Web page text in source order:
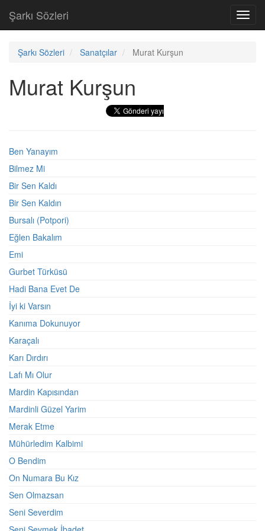
Şarkı Sözleri
Şarkı Sözleri Sanatçılar Murat Kurşun
Murat Kurşun
Ben Yanayım
Bilmez Mi
Bir Sen Kaldı
Bir Sen Kaldın
Bursalı (Potpori)
Eğlen Bakalım
Emi
Gurbet Türküsü
Hadi Bana Evet De
İyi ki Varsın
Kanıma Dokunuyor
Karaçalı
Karı Dırdırı
Lafı Mı Olur
Mardin Kapısından
Mardinli Güzel Yarim
Merak Etme
Mühürledim Kalbimi
O Bendim
On Numara Bu Kız
Sen Olmazsan
Seni Severdim